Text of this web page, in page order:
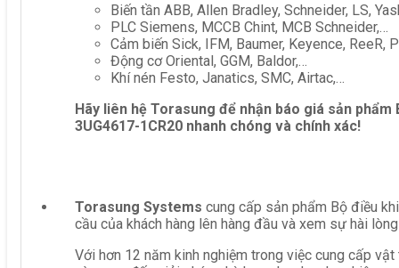
Biến tần ABB, Allen Bradley, Schneider, LS,
PLC Siemens, MCCB Chint, MCB Schneider,…
Cảm biến Sick, IFM, Baumer, Keyence, ReeR,
Động cơ Oriental, GGM, Baldor,…
Khí nén Festo, Janatics, SMC, Airtac,…
Hãy liên hệ Torasung để nhận báo giá sản phẩm
3UG4617-1CR20 nhanh chóng và chính xác!
Torasung Systems cung cấp sản phẩm Bộ điều
cầu của khách hàng lên hàng đầu và xem sự hài
Với hơn 12 năm kinh nghiệm trong việc cung cấp